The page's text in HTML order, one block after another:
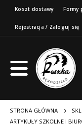
Koszt dostawy Formy
Rejestracja / Zaloguj się
STRONA GŁÓWNA
ARTYKUŁY SZKOLNE I